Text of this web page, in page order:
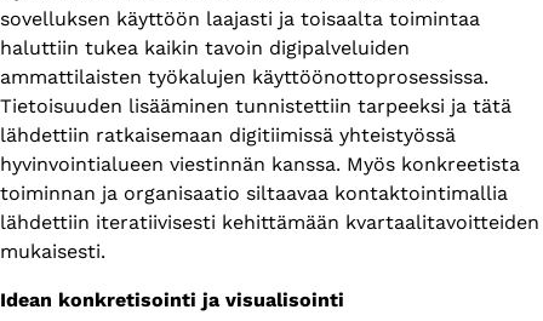
sovelluksen käyttöön laajasti ja toisaalta toimintaa
haluttiin tukea kaikin tavoin digipalveluiden
ammattilaisten työkalujen käyttöönottoprosessissa.
Tietoisuuden lisääminen tunnistettiin tarpeeksi ja tätä
lähdettiin ratkaisemaan digitiimissä yhteistyössä
hyvinvointialueen viestinnän kanssa. Myös konkreetista
toiminnan ja organisaatio siltaavaa kontaktointimallia
lähdettiin iteratiivisesti kehittämään kvartaalitavoitteiden
mukaisesti.
Idean konkretisointi ja visualisointi